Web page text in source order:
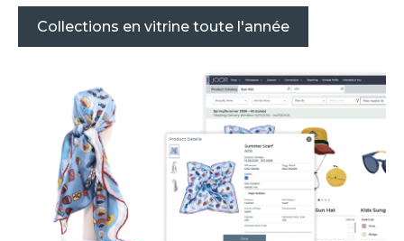
Collections en vitrine toute l'année